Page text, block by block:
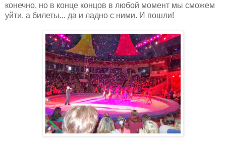
конечно, но в конце концов в любой момент мы сможем
уйти, а билеты... да и ладно с ними. И пошли!